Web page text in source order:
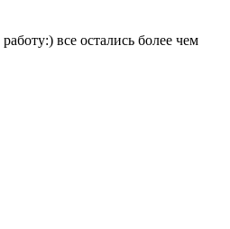
все остались более чем